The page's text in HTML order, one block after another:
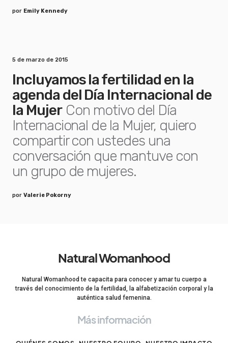
por Emily Kennedy
5 de marzo de 2015
Incluyamos la fertilidad en la
agenda del Día Internacional de
la Mujer Con motivo del Día
Internacional de la Mujer, quiero
compartir con ustedes una
conversación que mantuve con
un grupo de mujeres.
por Valerie Pokorny
Natural Womanhood
Natural Womanhood te capacita para conocer y amar tu cuerpo a
través del conocimiento de la fertilidad, la alfabetización corporal y la
auténtica salud femenina.
Más información